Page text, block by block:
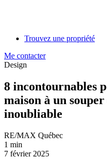
Trouvez une propriété
Me contacter
Design
8 incontournables
maison à un
inoubliable
RE/MAX Québec
1 min
7 février 2025